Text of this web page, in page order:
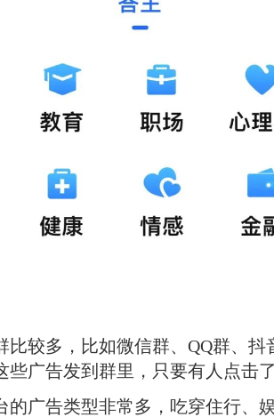
比较多，比如微信群、QQ群、
些广告发到群里，只要有人点击
的广告类型非常多，吃穿住行、